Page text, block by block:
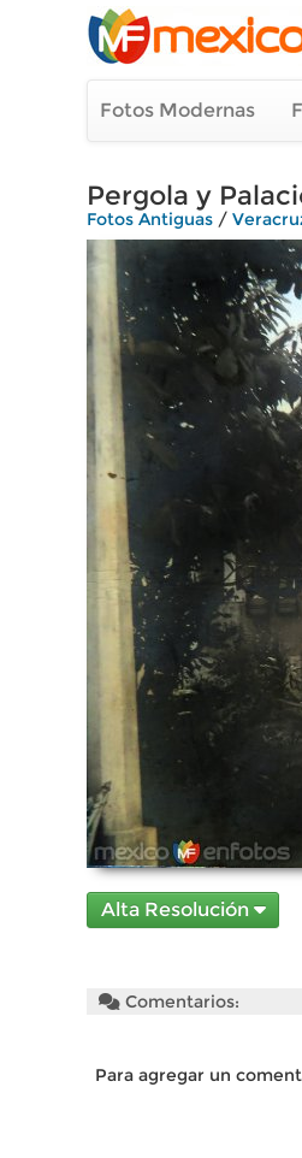
Fotos Modernas
Pergola y
Fotos Antiguas /
Alta Resolución
Comentarios:
Para agregar un